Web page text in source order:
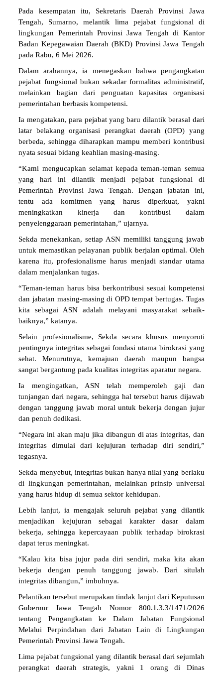
Pada kesempatan itu, Sekretaris Daerah Provinsi Jawa
Tengah, Sumarno, melantik lima pejabat fungsional di
lingkungan Pemerintah Provinsi Jawa Tengah di Kantor
Badan Kepegawaian Daerah (BKD) Provinsi Jawa Tengah
pada Rabu, 6 Mei 2026.
Dalam arahannya, ia menegaskan bahwa pengangkatan
pejabat fungsional bukan sekadar formalitas administratif,
melainkan bagian dari penguatan kapasitas organisasi
pemerintahan berbasis kompetensi.
Ia mengatakan, para pejabat yang baru dilantik berasal dari
latar belakang organisasi perangkat daerah (OPD) yang
berbeda, sehingga diharapkan mampu memberi kontribusi
nyata sesuai bidang keahlian masing-masing.
“Kami mengucapkan selamat kepada teman-teman semua
yang hari ini dilantik menjadi pejabat fungsional di
Pemerintah Provinsi Jawa Tengah. Dengan jabatan ini,
tentu ada komitmen yang harus diperkuat, yakni
meningkatkan kinerja dan kontribusi dalam
penyelenggaraan pemerintahan,” ujarnya.
Sekda menekankan, setiap ASN memiliki tanggung jawab
untuk memastikan pelayanan publik berjalan optimal. Oleh
karena itu, profesionalisme harus menjadi standar utama
dalam menjalankan tugas.
“Teman-teman harus bisa berkontribusi sesuai kompetensi
dan jabatan masing-masing di OPD tempat bertugas. Tugas
kita sebagai ASN adalah melayani masyarakat sebaik-
baiknya,” katanya.
Selain profesionalisme, Sekda secara khusus menyoroti
pentingnya integritas sebagai fondasi utama birokrasi yang
sehat. Menurutnya, kemajuan daerah maupun bangsa
sangat bergantung pada kualitas integritas aparatur negara.
Ia mengingatkan, ASN telah memperoleh gaji dan
tunjangan dari negara, sehingga hal tersebut harus dijawab
dengan tanggung jawab moral untuk bekerja dengan jujur
dan penuh dedikasi.
“Negara ini akan maju jika dibangun di atas integritas, dan
integritas dimulai dari kejujuran terhadap diri sendiri,”
tegasnya.
Sekda menyebut, integritas bukan hanya nilai yang berlaku
di lingkungan pemerintahan, melainkan prinsip universal
yang harus hidup di semua sektor kehidupan.
Lebih lanjut, ia mengajak seluruh pejabat yang dilantik
menjadikan kejujuran sebagai karakter dasar dalam
bekerja, sehingga kepercayaan publik terhadap birokrasi
dapat terus meningkat.
“Kalau kita bisa jujur pada diri sendiri, maka kita akan
bekerja dengan penuh tanggung jawab. Dari situlah
integritas dibangun,” imbuhnya.
Pelantikan tersebut merupakan tindak lanjut dari Keputusan
Gubernur Jawa Tengah Nomor 800.1.3.3/1471/2026
tentang Pengangkatan ke Dalam Jabatan Fungsional
Melalui Perpindahan dari Jabatan Lain di Lingkungan
Pemerintah Provinsi Jawa Tengah.
Lima pejabat fungsional yang dilantik berasal dari sejumlah
perangkat daerah strategis, yakni 1 orang di Dinas